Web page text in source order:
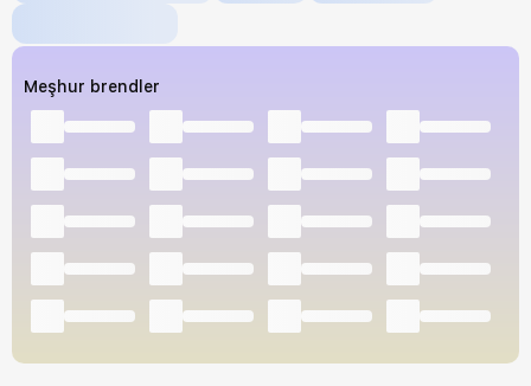
Meşhur brendler